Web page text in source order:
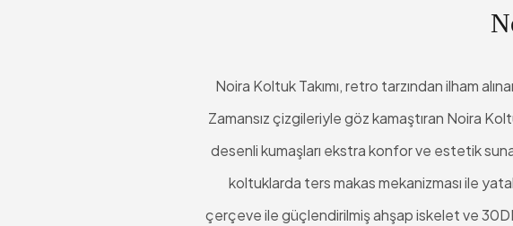
Noira Koltuk Takımı, retro tarzından ilham
Zamansız çizgileriyle göz kamaştıran Noira
desenli kumaşları ekstra konfor ve estetik
koltuklarda ters makas mekanizması ile
çerçeve ile güçlendirilmiş ahşap iskelet ve